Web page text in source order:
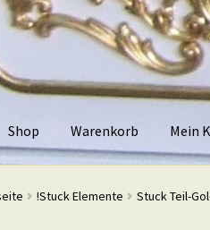
Shop Warenkorb Mein
Warenkorb Mein Konto Kasse
!Stuck Elemente Stuck Teil-